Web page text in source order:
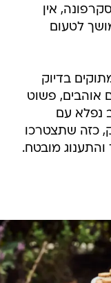
אין
לטעום
בדיוק
אוהבים, פשוט
נפלא עם
כזה שתצטרכו
והתענוג מובטח.